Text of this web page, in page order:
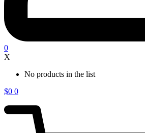
0
X
No products in the list
$0 0